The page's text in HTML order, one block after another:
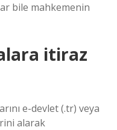
bile mahkemenin
itiraz
e-devlet (.tr) veya
alarak